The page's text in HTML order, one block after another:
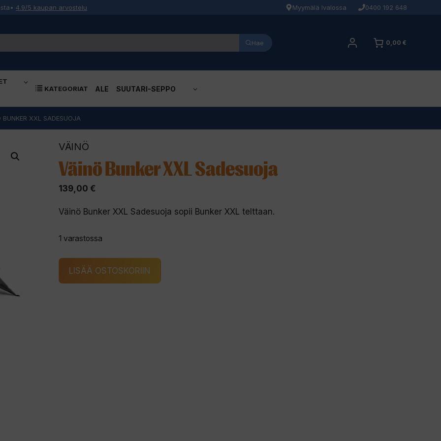
• 4.9/5 kaupan arvostelu Myymälä Ivalossa 0400 192 648
Hae 0,00 €
KATEGORIAT
ALE SUUTARI-SEPPO
BUNKER XXL SADESUOJA
VÄINÖ
Väinö Bunker XXL Sadesuoja
139,00 €
Väinö Bunker XXL Sadesuoja sopii Bunker XXL telttaan.
1 varastossa
Bunker
LISÄÄ OSTOSKORIIN